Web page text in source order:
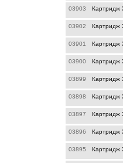
03903 Картридж
03902 Картридж
03901 Картридж
03900 Картридж
03899 Картридж
03898 Картридж
03897 Картридж
03896 Картридж
03895 Картридж